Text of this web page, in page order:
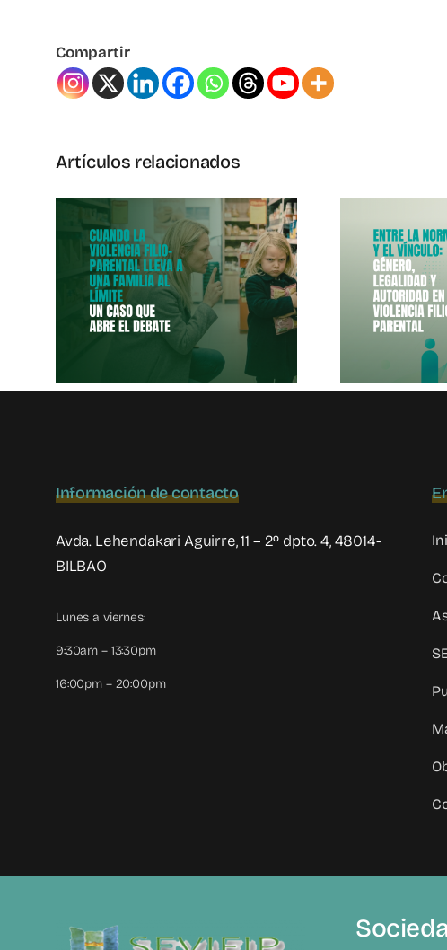
Compartir
Artículos relacionados
Entre La Norma
Y El Vínculo
Información de contacto
Avda. Lehendakari Aguirre, 11 – 2º dpto. 4, 48014-
BILBAO
Lunes a viernes:
9:30am – 13:30pm
16:00pm – 20:00pm